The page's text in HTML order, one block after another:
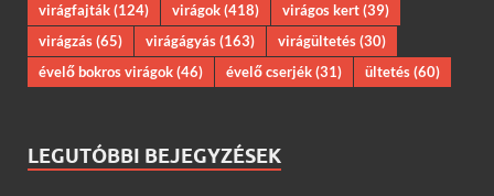
virágfajták(124) virágok(418) virágos kert(39)
virágzás(65) virágágyás(163) virágültetés(30)
évelő bokros virágok(46) évelő cserjék(31) ültetés(60)
LEGUTÓBBI BEJEGYZÉSEK